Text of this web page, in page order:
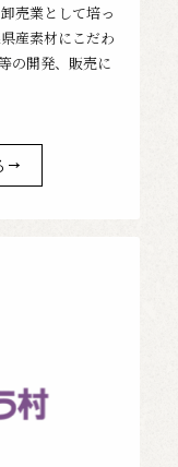
売業として培っ
産素材にこだわ
の開発、販売に